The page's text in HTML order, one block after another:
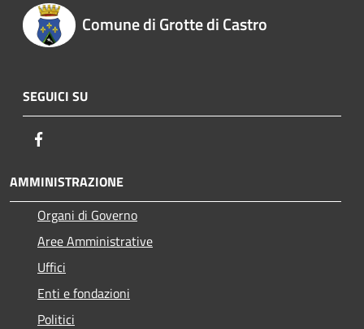
Comune di Grotte di Castro
SEGUICI SU
AMMINISTRAZIONE
Organi di Governo
Aree Amministrative
Uffici
Enti e fondazioni
Politici